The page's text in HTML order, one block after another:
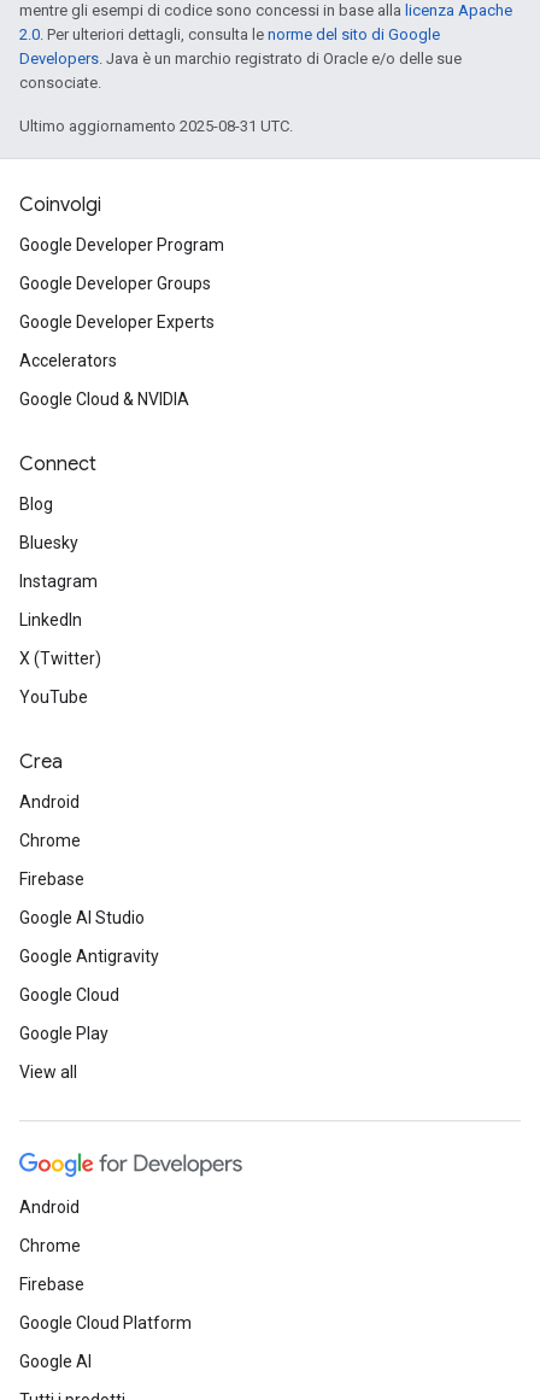
mentre gli esempi di codice sono concessi in base alla licenza Apache
2.0. Per ulteriori dettagli, consulta le norme del sito di Google
Developers. Java è un marchio registrato di Oracle e/o delle sue
consociate.
Ultimo aggiornamento 2025-08-31 UTC.
Coinvolgi
Google Developer Program
Google Developer Groups
Google Developer Experts
Accelerators
Google Cloud & NVIDIA
Connect
Blog
Bluesky
Instagram
LinkedIn
X (Twitter)
YouTube
Crea
Android
Chrome
Firebase
Google AI Studio
Google Antigravity
Google Cloud
Google Play
View all
Android
Chrome
Firebase
Google Cloud Platform
Google AI